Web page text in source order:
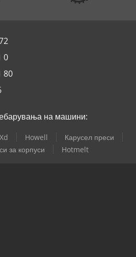
0
80
на машини:
Howell
Карусел преси
за корпуси Hotmelt